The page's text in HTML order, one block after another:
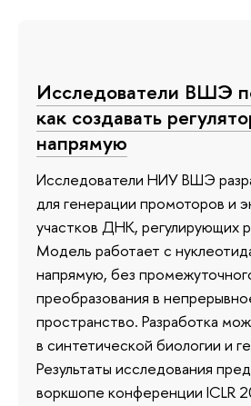
Исследователи ВШЭ
как создавать
напрямую
Исследователи НИУ ВШЭ
для генерации промоторов и
участков ДНК, регулирующих
Модель работает с
напрямую, без
преобразования в
пространство. Разработка
в синтетической биологии и
Результаты исследования
воркшопе конференции ICLR